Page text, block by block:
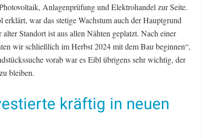
Anlagenprüfung und Elektrohandel zur Seite.
war das stetige Wachstum auch der Hauptgrund
Standort ist aus allen Nähten geplatzt. Nach einer
wir schließlich im Herbst 2024 mit dem Bau beginnen“,
vorab war es Eibl übrigens sehr wichtig, der
bleiben.
kräftig in neuen